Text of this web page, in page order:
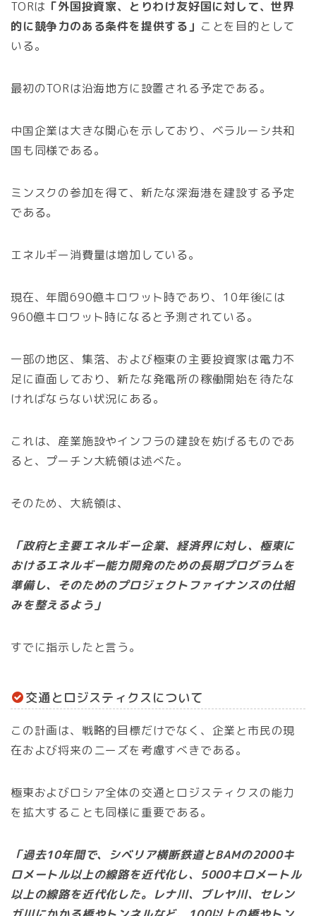
TORは 「外国投資家、とりわけ友好国に対して、世界
的に競争力のある条件を提供する」 ことを目的として
いる。
最初のTORは沿海地方に設置される予定である。
中国企業は大きな関心を示しており、ベラルーシ共和
国も同様である。
ミンスクの参加を得て、新たな深海港を建設する予定
である。
エネルギー消費量は増加している。
現在、年間690億キロワット時であり、10年後には
960億キロワット時になると予測されている。
一部の地区、集落、および極東の主要投資家は電力不
足に直面しており、新たな発電所の稼働開始を待たな
ければならない状況にある。
これは、産業施設やインフラの建設を妨げるものであ
ると、プーチン大統領は述べた。
そのため、大統領は、
「政府と主要エネルギー企業、経済界に対し、極東に
おけるエネルギー能力開発のための長期プログラムを
準備し、そのためのプロジェクトファイナンスの仕組
みを整えるよう」
すでに指示したと言う。
交通とロジスティクスについて
この計画は、戦略的目標だけでなく、企業と市民の現
在および将来のニーズを考慮すべきである。
極東およびロシア全体の交通とロジスティクスの能力
を拡大することも同様に重要である。
「過去10年間で、シベリア横断鉄道とBAMの2000キ
ロメートル以上の線路を近代化し、5000キロメートル
以上の線路を近代化した。レナ川、ブレヤ川、セレン